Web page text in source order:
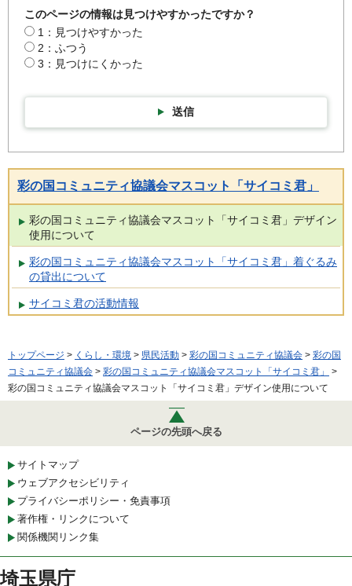
このページの情報は見つけやすかったですか？
1：見つけやすかった
2：ふつう
3：見つけにくかった
送信
彩の国コミュニティ協議会マスコット「サイコミ君」
彩の国コミュニティ協議会マスコット「サイコミ君」デザイン
使用について
彩の国コミュニティ協議会マスコット「サイコミ君」着ぐるみ
の貸出について
サイコミ君の活動情報
トップページ > くらし・環境 > 県民活動 > 彩の国コミュニティ協議会 > 彩の国
コミュニティ協議会 > 彩の国コミュニティ協議会マスコット「サイコミ君」
>
彩の国コミュニティ協議会マスコット「サイコミ君」デザイン使用について
ページの先頭へ戻る
サイトマップ
ウェブアクセシビリティ
プライバシーポリシー・免責事項
著作権・リンクについて
関係機関リンク集
埼玉県庁